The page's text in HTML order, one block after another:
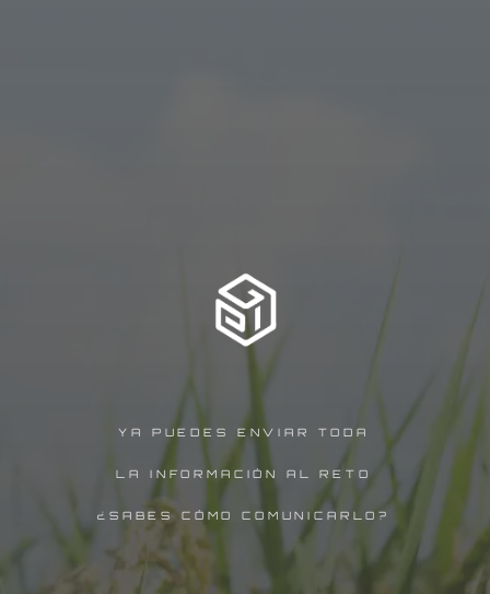
YA PUEDES ENVIAR TODA
LA INFORMACIÓN AL RETO
¿SABES CÓMO COMUNICARLO?